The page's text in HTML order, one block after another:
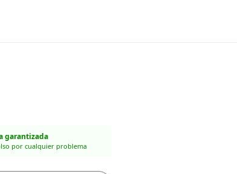
garantizada
por cualquier problema